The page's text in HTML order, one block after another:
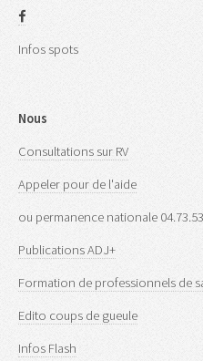
Infos spots
Nous
Consultations sur RV
Appeler pour de l'aide
ou permanence nationale
Publications ADJ+
Formation de professionnels de
Edito coups de gueule
Infos Flash